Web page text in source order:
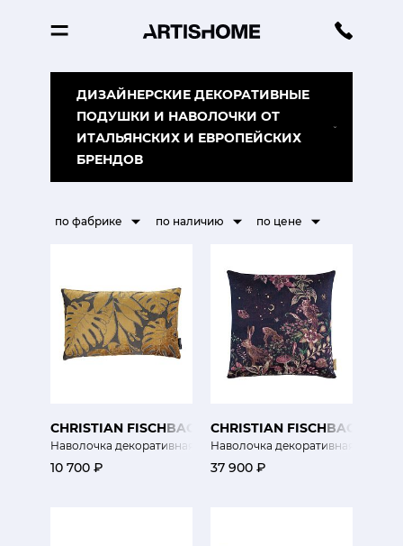
ДИЗАЙНЕРСКИЕ ДЕКОРАТИВНЫЕ
ПОДУШКИ И НАВОЛОЧКИ ОТ
ИТАЛЬЯНСКИХ И ЕВРОПЕЙСКИХ
БРЕНДОВ
по фабрике по наличию по цене
CHRISTIAN FISCHBACHER
Наволочка декоративная Сельва
10 700 ₽
CHRISTIAN FISCHBACHER
Наволочка декоративная
37 900 ₽